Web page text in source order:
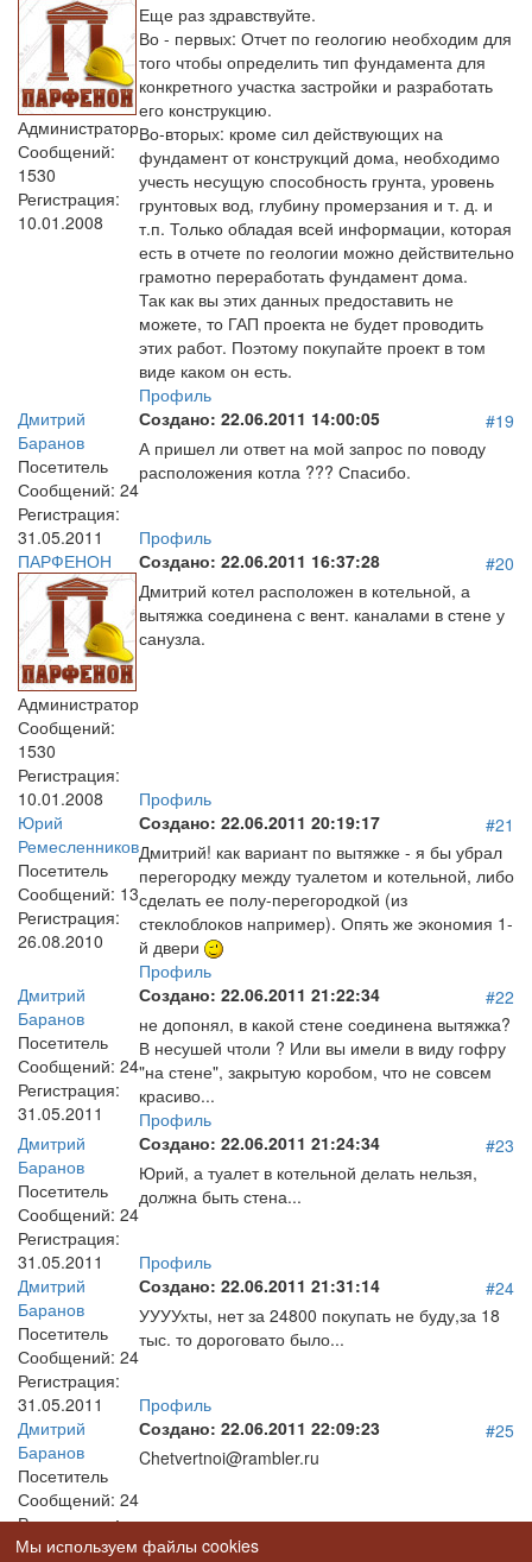
Администратор
Сообщений:
1530
Регистрация:
10.01.2008
Еще раз здравствуйте.
Во - первых: Отчет по геологию необходим для
того чтобы определить тип фундамента для
конкретного участка застройки и разработать
его конструкцию.
Во-вторых: кроме сил действующих на
фундамент от конструкций дома, необходимо
учесть несущую способность грунта, уровень
грунтовых вод, глубину промерзания и т. д. и
т.п. Только обладая всей информации, которая
есть в отчете по геологии можно действительно
грамотно переработать фундамент дома.
Так как вы этих данных предоставить не
можете, то ГАП проекта не будет проводить
этих работ. Поэтому покупайте проект в том
виде каком он есть.
Профиль
Дмитрий
Баранов
Посетитель
Сообщений: 24
Регистрация:
31.05.2011
Создано: 22.06.2011 14:00:05
#19
А пришел ли ответ на мой запрос по поводу
расположения котла ??? Спасибо.
Профиль
ПАРФЕНОН
Администратор
Сообщений:
1530
Регистрация:
10.01.2008
Создано: 22.06.2011 16:37:28
#20
Дмитрий котел расположен в котельной, а
вытяжка соединена с вент. каналами в стене у
санузла.
Профиль
Юрий
Ремесленников
Посетитель
Сообщений: 13
Регистрация:
26.08.2010
Создано: 22.06.2011 20:19:17
#21
Дмитрий! как вариант по вытяжке - я бы убрал
перегородку между туалетом и котельной, либо
сделать ее полу-перегородкой (из
стеклоблоков например). Опять же экономия 1-
й двери
Профиль
Дмитрий
Баранов
Посетитель
Сообщений: 24
Регистрация:
31.05.2011
Создано: 22.06.2011 21:22:34
#22
не допонял, в какой стене соединена вытяжка?
В несушей чтоли ? Или вы имели в виду гофру
"на стене", закрытую коробом, что не совсем
красиво...
Профиль
Дмитрий
Баранов
Посетитель
Сообщений: 24
Регистрация:
31.05.2011
Создано: 22.06.2011 21:24:34
#23
Юрий, а туалет в котельной делать нельзя,
должна быть стена...
Профиль
Дмитрий
Баранов
Посетитель
Сообщений: 24
Регистрация:
31.05.2011
Создано: 22.06.2011 21:31:14
#24
УУУУхты, нет за 24800 покупать не буду,за 18
тыс. то дороговато было...
Профиль
Дмитрий
Баранов
Посетитель
Сообщений: 24
Регистрация:
31.05.2011
Создано: 22.06.2011 22:09:23
#25
Chetvertnoi@rambler.ru
Профиль
Мы используем файлы cookies